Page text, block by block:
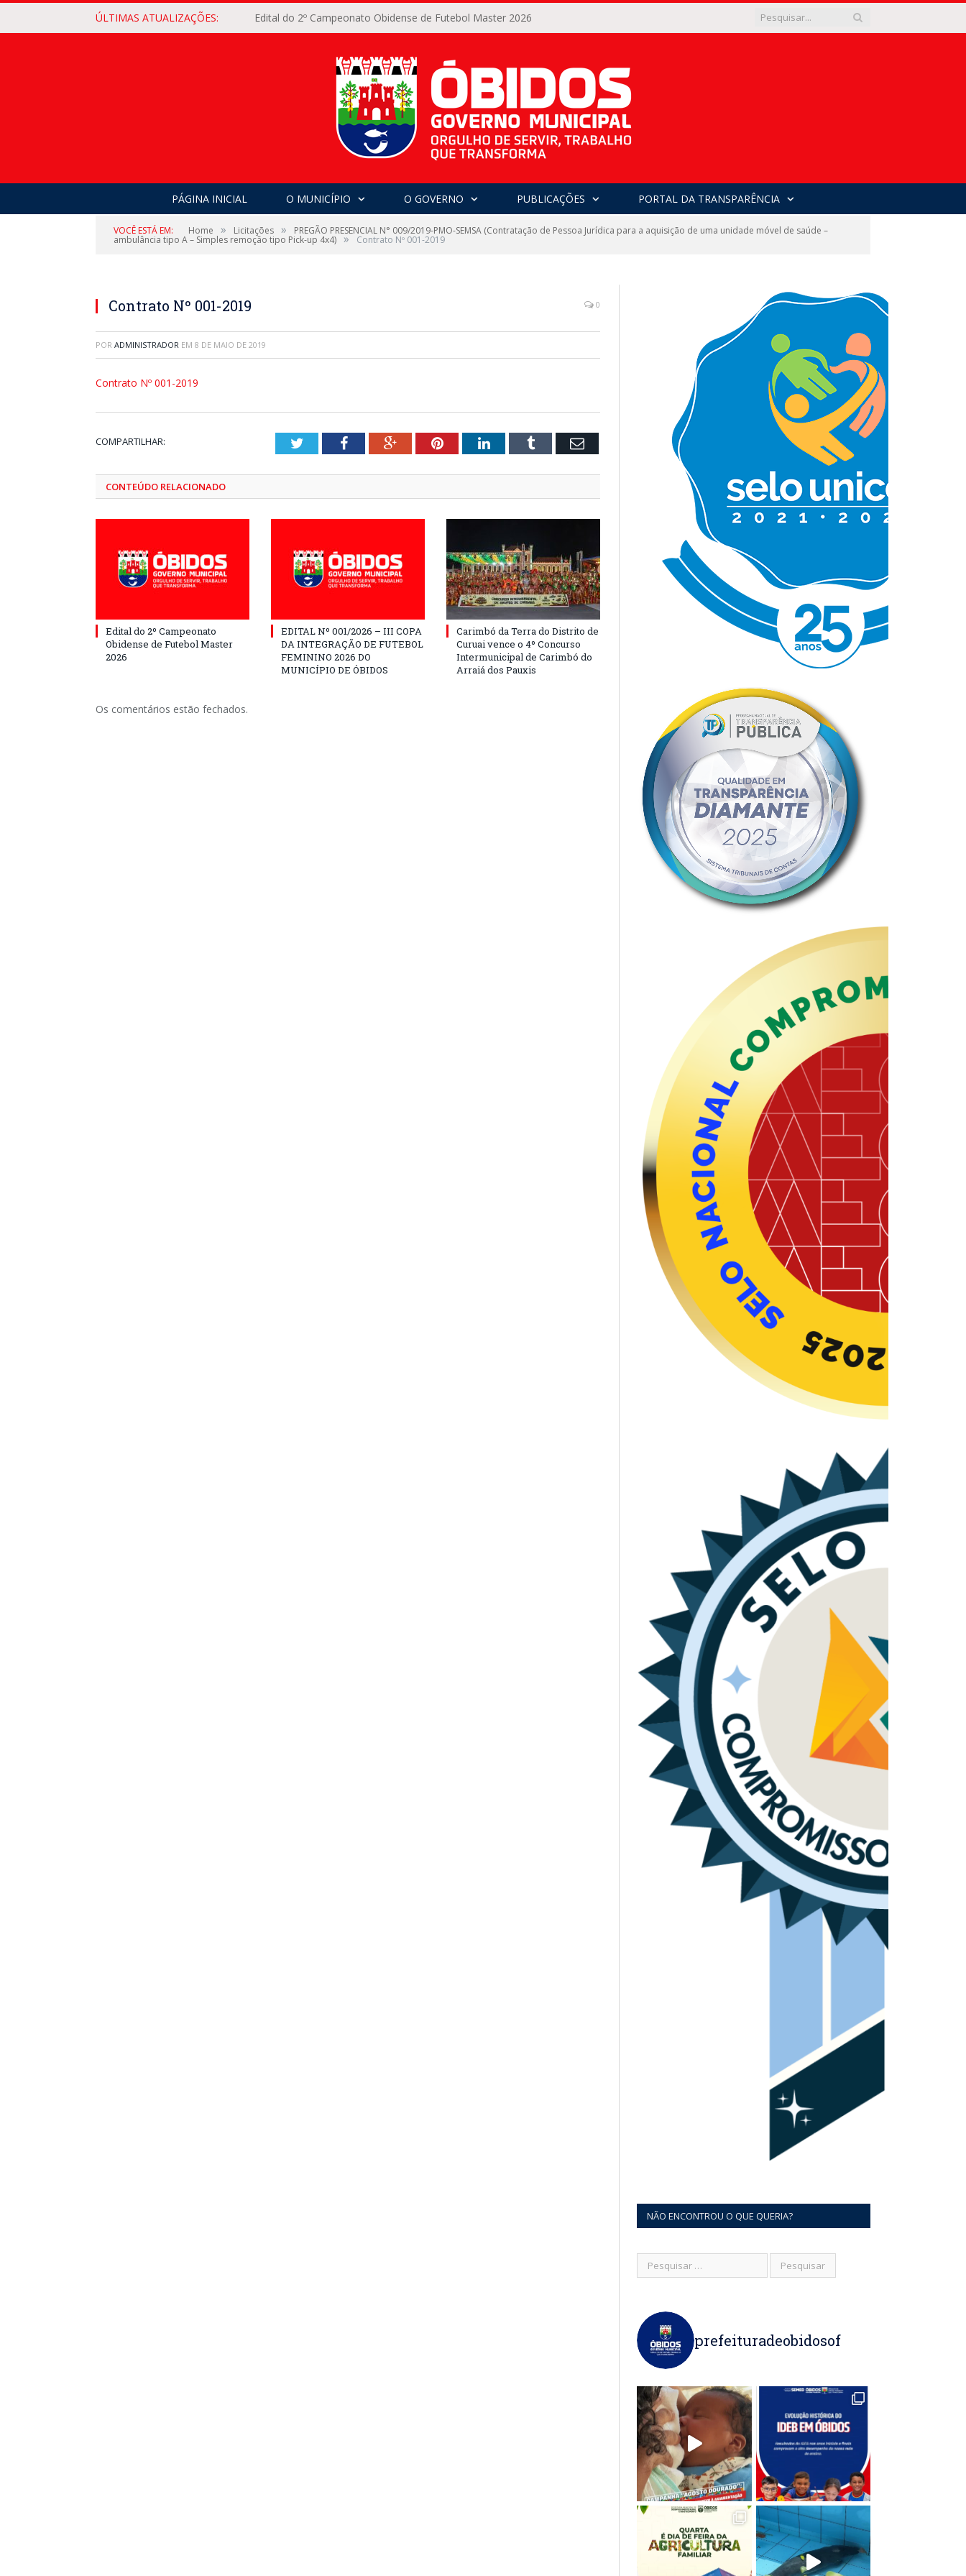
ÚLTIMAS ATUALIZAÇÕES: Edital do 2º Campeonato Obidense de Futebol Master 2026
PÁGINA INICIAL O MUNICÍPIO O GOVERNO PUBLICAÇÕES PORTAL DA TRANSPARÊNCIA
VOCÊ ESTÁ EM: Home » Licitações » PREGÃO PRESENCIAL N° 009/2019-PMO-SEMSA (Contratação de Pessoa Jurídica para a aquisição de uma unidade móvel de saúde –
ambulância tipo A – Simples remoção tipo Pick-up 4x4) » Contrato Nº 001-2019
Contrato Nº 001-2019 0
POR ADMINISTRADOR EM 8 DE MAIO DE 2019
Contrato Nº 001-2019
COMPARTILHAR: TwitterFacebookGoogle+PinterestLinkedInTumblr Email
CONTEÚDO RELACIONADO
Edital do 2º Campeonato
Obidense de Futebol Master
2026
EDITAL Nº 001/2026 – III COPA
DA INTEGRAÇÃO DE FUTEBOL
FEMININO 2026 DO
MUNICÍPIO DE ÓBIDOS
Carimbó da Terra do Distrito de
Curuai vence o 4º Concurso
Intermunicipal de Carimbó do
Arraiá dos Pauxis
Os comentários estão fechados.
NÃO ENCONTROU O QUE QUERIA?
prefeituradeobidosof